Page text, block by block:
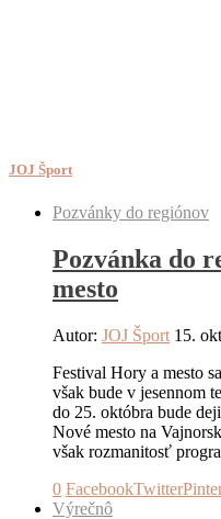
JOJ Šport
Pozvánky do regiónov
Pozvánka do
mesto
Autor: JOJ Šport 15.
Festival Hory a mesto
však bude v jesennom
do 25. októbra bude
Nové mesto na
však rozmanitosť
0 FacebookTwitter
Výrečnô